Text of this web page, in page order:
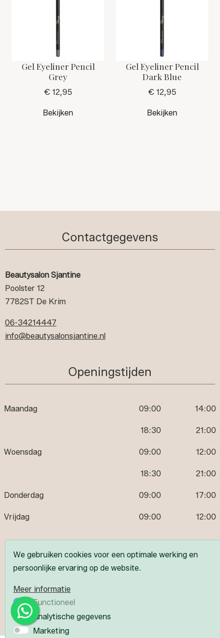
Gel Eyeliner Pencil
Grey
€ 12,95
Bekijken
Gel Eyeliner Pencil
Dark Blue
€ 12,95
Bekijken
Contactgegevens
Beautysalon Sjantine
Poolster 12
7782ST De Krim
06-34214447
info@beautysalonsjantine.nl
Openingstijden
Maandag 09:00 14:00
18:30 21:00
Woensdag 09:00 12:00
18:30 21:00
Donderdag 09:00 17:00
Vrijdag 09:00 12:00
We gebruiken cookies voor een optimale werking en
persoonlijke ervaring op de website.
Meer informatie
Functioneel
Analytische gegevens
Marketing